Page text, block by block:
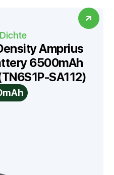
Amprius
6500mAh
SA112)